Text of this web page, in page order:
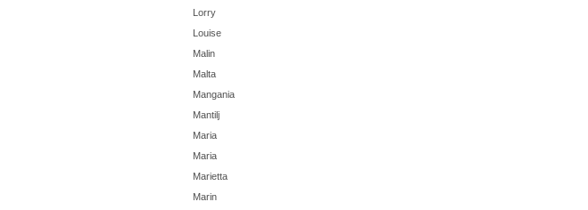
Lorry
Louise
Malin
Malta
Mangania
Mantilj
Maria
Maria
Marietta
Marin